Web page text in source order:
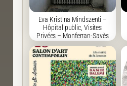
Eva Kristina Mindszenti –
Hôpital public, Visites
Privées – Monferran-Savès